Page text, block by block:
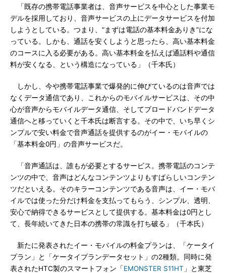
「既存の携帯電話事業者は、音声サービスを中心とした事業モ
デルを採用しており、音声サービスの上にデータサービスを付加
しようとしている。つまり、“まずは電話の基本料金ありき”にな
っている。しかも、通話を安くしようと思ったら、高い基本料金
のコースに入る必要がある。高い基本料金を払えば通話料や通信
料が安くなる、という構造になっている」（千本氏）
しかし、今や携帯電話事業で爆発的に伸びているのは音声では
なくデータ通信であり、これからのモバイルサービスは、その中
心が音声からモバイルデータ通信、そしてブロードバンドデータ
通信へと移っていくと千本氏は断言する。その中で、いち早くシ
ンプルで安い料金で音声通話を提供するのがイー・モバイルの
「基本料金0円」の音声サービスだ。
「音声通話は、誰もが必要とするサービス。携帯電話のコンテ
ンツの中で、音声はどんなコンテンツよりもすばらしいコンテン
ツだといえる。そのキラーコンテンツである音声は、イー・モバ
イルでは使った分だけ料金を支払ってもらう、シンプル、透明、
安心で納得できるサービスとして提供する。基本料金は0円とし
て、長年続いてきた日本の携帯の常識を打ち破る」（千本氏）
新たに発表されたイー・モバイルの料金プランは、「ケータイ
プラン」と「ケータイプランデータセット」の2種類。同時に発
表されたHTC製のスマートフォン「EMONSTER S11HT 」と東芝